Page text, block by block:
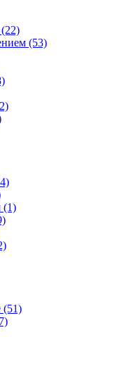
(53)
(1)
(51)